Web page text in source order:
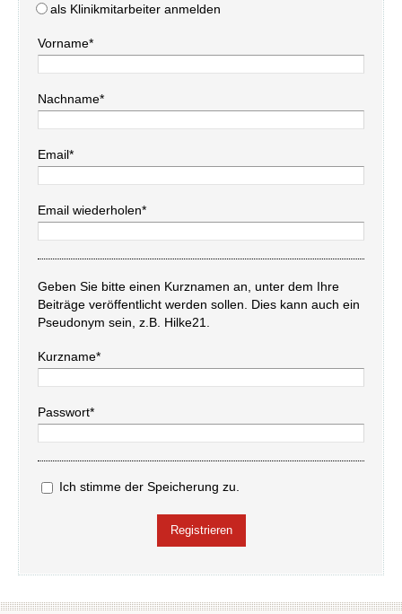
als Klinikmitarbeiter anmelden
Vorname*
Nachname*
Email*
Email wiederholen*
Geben Sie bitte einen Kurznamen an, unter dem Ihre
Beiträge veröffentlicht werden sollen. Dies kann auch ein
Pseudonym sein, z.B. Hilke21.
Kurzname*
Passwort*
Ich stimme der Speicherung zu.